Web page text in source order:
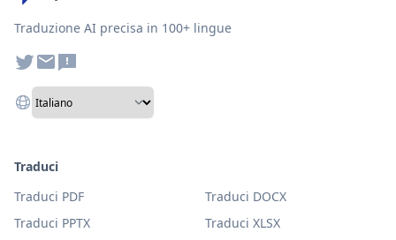
Traduzione AI precisa in 100+ lingue
Traduci
Traduci PDF
Traduci DOCX
Traduci PPTX
Traduci XLSX